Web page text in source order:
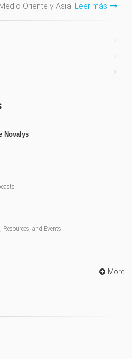
Oriente y Asia. Leer más
Novalys
Resources, and Events
More